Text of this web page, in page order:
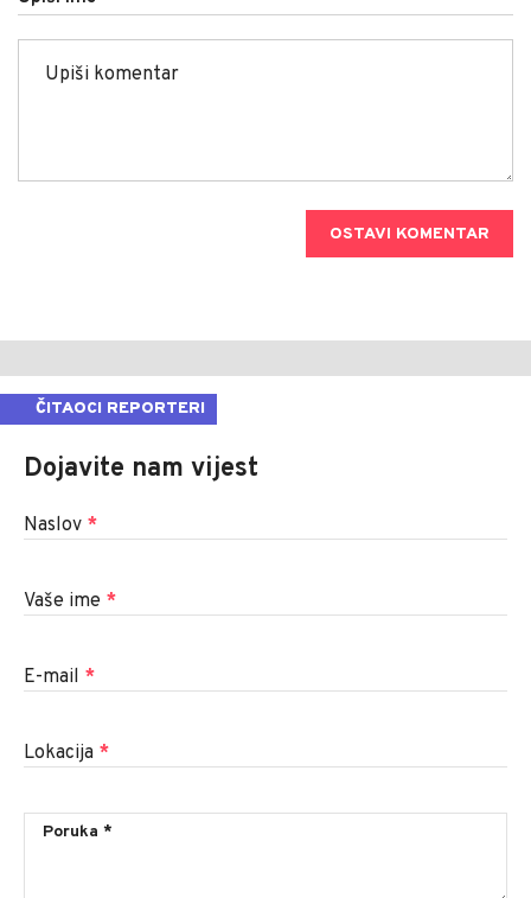
OSTAVI KOMENTAR
ČITAOCI REPORTERI
Dojavite nam vijest
Naslov *
Vaše ime *
E-mail *
Lokacija *